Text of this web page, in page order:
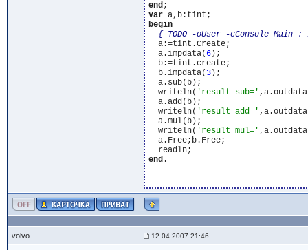
end
Var
begin
{ TODO -oUser -cConsole Main
  a:=tint.Create;
  a.impdata(
6);
  b:=tint.create;
  b.impdata(
3);
  a.sub(b);
  writeln(
'result sub='
  a.add(b);
  writeln(
'result add='
  a.mul(b);
  writeln(
'result mul='
  a.Free;b.Free;
end.
volvo 12.04.2007 21:46